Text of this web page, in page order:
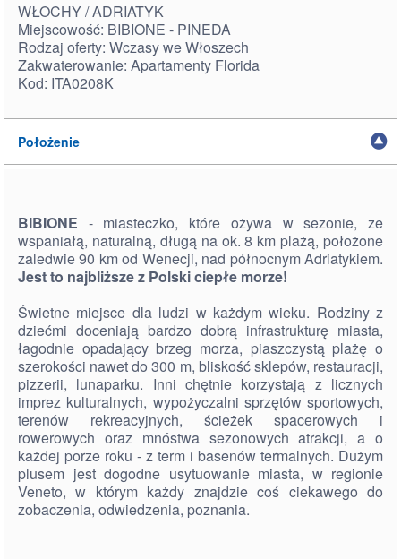
WŁOCHY / ADRIATYK
Miejscowość: BIBIONE - PINEDA
Rodzaj oferty: Wczasy we Włoszech
Zakwaterowanie: Apartamenty Florida
Kod: ITA0208K
Położenie
BIBIONE - miasteczko, które ożywa w sezonie, ze
wspaniałą, naturalną, długą na ok. 8 km plażą, położone
zaledwie 90 km od Wenecji, nad północnym Adriatykiem.
Jest to najbliższe z Polski ciepłe morze!
Świetne miejsce dla ludzi w każdym wieku. Rodziny z
dziećmi doceniają bardzo dobrą infrastrukturę miasta,
łagodnie opadający brzeg morza, piaszczystą plażę o
szerokości nawet do 300 m, bliskość sklepów, restauracji,
pizzerii, lunaparku. Inni chętnie korzystają z licznych
imprez kulturalnych, wypożyczalni sprzętów sportowych,
terenów rekreacyjnych, ścieżek spacerowych i
rowerowych oraz mnóstwa sezonowych atrakcji, a o
każdej porze roku - z term i basenów termalnych. Dużym
plusem jest dogodne usytuowanie miasta, w regionie
Veneto, w którym każdy znajdzie coś ciekawego do
zobaczenia, odwiedzenia, poznania.